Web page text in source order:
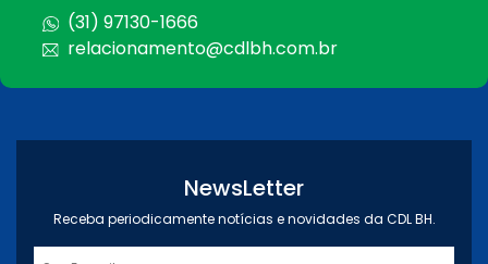
(31) 97130-1666
relacionamento@cdlbh.com.br
NewsLetter
Receba periodicamente notícias e novidades da CDL BH.